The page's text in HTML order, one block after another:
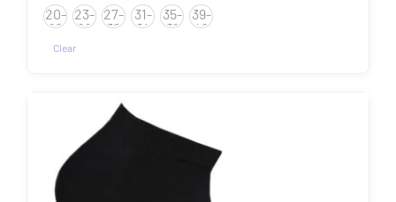
20-
22
23-
26
27-
30
31-
34
35-
38
39-
42
Clear
varianti.
Valikuid
saab